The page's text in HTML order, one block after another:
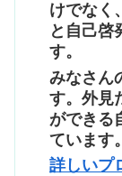
けでなく
と自己啓
す。
みなさん
す。外見
ができる
ています。
詳しいプ